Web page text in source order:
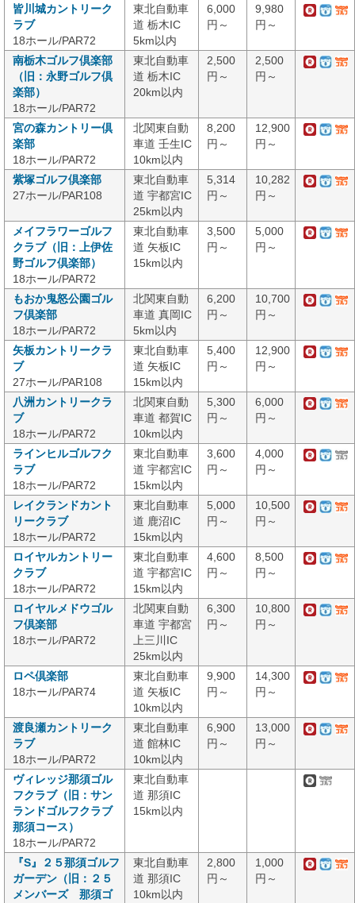
皆川城カントリーク
ラブ
18ホール/PAR72
東北自動車
道 栃木IC
5km以内
6,000
円～
9,980
円～
南栃木ゴルフ倶楽部
（旧：永野ゴルフ倶
楽部）
18ホール/PAR72
東北自動車
道 栃木IC
20km以内
2,500
円～
2,500
円～
宮の森カントリー倶
楽部
18ホール/PAR72
北関東自動
車道 壬生IC
10km以内
8,200
円～
12,900
円～
紫塚ゴルフ倶楽部
27ホール/PAR108
東北自動車
道 宇都宮IC
25km以内
5,314
円～
10,282
円～
メイフラワーゴルフ
クラブ（旧：上伊佐
野ゴルフ倶楽部）
18ホール/PAR72
東北自動車
道 矢板IC
15km以内
3,500
円～
5,000
円～
もおか鬼怒公園ゴル
フ倶楽部
18ホール/PAR72
北関東自動
車道 真岡IC
5km以内
6,200
円～
10,700
円～
矢板カントリークラ
ブ
27ホール/PAR108
東北自動車
道 矢板IC
15km以内
5,400
円～
12,900
円～
八洲カントリークラ
ブ
18ホール/PAR72
北関東自動
車道 都賀IC
10km以内
5,300
円～
6,000
円～
ラインヒルゴルフク
ラブ
18ホール/PAR72
東北自動車
道 宇都宮IC
15km以内
3,600
円～
4,000
円～
レイクランドカント
リークラブ
18ホール/PAR72
東北自動車
道 鹿沼IC
15km以内
5,000
円～
10,500
円～
ロイヤルカントリー
クラブ
18ホール/PAR72
東北自動車
道 宇都宮IC
15km以内
4,600
円～
8,500
円～
ロイヤルメドウゴル
フ倶楽部
18ホール/PAR72
北関東自動
車道 宇都宮
上三川IC
25km以内
6,300
円～
10,800
円～
ロペ倶楽部
18ホール/PAR74
東北自動車
道 矢板IC
10km以内
9,900
円～
14,300
円～
渡良瀬カントリーク
ラブ
18ホール/PAR72
東北自動車
道 館林IC
10km以内
6,900
円～
13,000
円～
ヴィレッジ那須ゴル
フクラブ（旧：サン
ランドゴルフクラブ
那須コース）
18ホール/PAR72
東北自動車
道 那須IC
15km以内
『S』２５那須ゴルフ
ガーデン（旧：２５
メンバーズ 那須ゴ
東北自動車
道 那須IC
10km以内
2,800
円～
1,000
円～